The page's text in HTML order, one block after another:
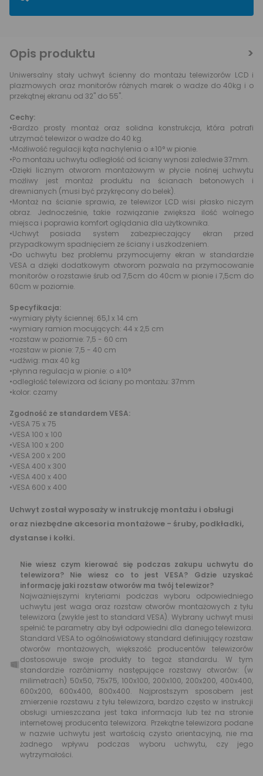
Opis produktu
Uniwersalny stały uchwyt ścienny do montażu telewizorów LCD i
plazmowych oraz monitorów różnych marek o wadze do 40kg i o
przekątnej ekranu od 32" do 55".
Cechy:
•Bardzo prosty montaż oraz solidna konstrukcja, która potrafi
utrzymać telewizor o wadze do 40 kg.
•Możliwość regulacji kąta nachylenia o ±10° w pionie.
•Po montażu uchwytu odległość od ściany wynosi zaledwie 37mm.
•Dzięki licznym otworom montażowym w płycie nośnej uchwytu
możliwy jest montaż produktu na ścianach betonowych i
drewnianych (musi być przykręcony do belek).
•Montaż na ścianie sprawia, ze telewizor LCD wisi płasko niczym
obraz. Jednocześnie, takie rozwiązanie zwiększa ilość wolnego
miejsca i poprawia komfort oglądania dla użytkownika.
•Uchwyt posiada system zabezpieczający ekran przed
przypadkowym spadnięciem ze ściany i uszkodzeniem.
•Do uchwytu bez problemu przymocujemy ekran w standardzie
VESA a dzięki dodatkowym otworom pozwala na przymocowanie
monitorów o rozstawie śrub od 7,5cm do 40cm w pionie i 7,5cm do
60cm w poziomie.
Specyfikacja:
•wymiary płyty ściennej: 65,1 x 14 cm
•wymiary ramion mocujących: 44 x 2,5 cm
•rozstaw w poziomie: 7,5 - 60 cm
•rozstaw w pionie: 7,5 - 40 cm
•udźwig: max 40 kg
•płynna regulacja w pionie: o ±10°
•odległość telewizora od ściany po montażu: 37mm
•kolor: czarny
Zgodność ze standardem VESA:
•VESA 75 x 75
•VESA 100 x 100
•VESA 100 x 200
•VESA 200 x 200
•VESA 400 x 300
•VESA 400 x 400
•VESA 600 x 400
Uchwyt został wyposaży w instrukcję montażu i obsługi
oraz niezbędne akcesoria montażowe - śruby, podkładki,
dystanse i kołki.
Nie wiesz czym kierować się podczas zakupu uchwytu do
telewizora? Nie wiesz co to jest VESA? Gdzie uzyskać
informację jaki rozstaw otworów ma twój telewizor?
Najważniejszymi kryteriami podczas wyboru odpowiedniego
uchwytu jest waga oraz rozstaw otworów montażowych z tyłu
telewizora (zwykle jest to standard VESA). Wybrany uchwyt musi
spełnić te parametry aby był odpowiedni dla danego telewizora.
Standard VESA to ogólnoświatowy standard definiujący rozstaw
otworów montażowych, większość producentów telewizorów
dostosowuje swoje produkty to tegoż standardu. W tym
standardzie rozróżniamy następujące rozstawy otworów: (w
milimetrach) 50x50, 75x75, 100x100, 200x100, 200x200, 400x400,
600x200, 600x400, 800x400. Najprostszym sposobem jest
zmierzenie rozstawu z tyłu telewizora, bardzo często w instrukcji
obsługi umieszczana jest taka informacja lub też na stronie
internetowej producenta telewizora. Przekątne telewizora podane
w nazwie uchwytu jest wartością czysto orientacyjną, nie ma
żadnego wpływu podczas wyboru uchwytu, czy jego
wytrzymałości.